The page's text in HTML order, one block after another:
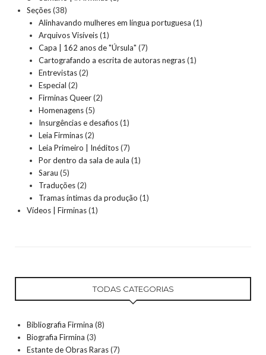
Seções(38)
Alinhavando mulheres em língua portuguesa (1)
Arquivos Visíveis(1)
Capa | 162 anos de "Úrsula" (7)
Cartografando a escrita de autoras negras(1)
Entrevistas(2)
Especial (2)
Firminas Queer(2)
Homenagens(5)
Insurgências e desafios(1)
Leia Firminas(2)
Leia Primeiro | Inéditos(7)
Por dentro da sala de aula (1)
Sarau (5)
Traduções(2)
Tramas íntimas da produção (1)
Vídeos | Firminas(1)
TODAS CATEGORIAS
Bibliografia Firmina (8)
Biografia Firmina (3)
Estante de Obras Raras(7)